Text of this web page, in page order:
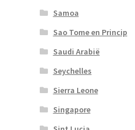
Samoa
Sao Tome en Princip
Saudi Arabië
Seychelles
Sierra Leone
Singapore